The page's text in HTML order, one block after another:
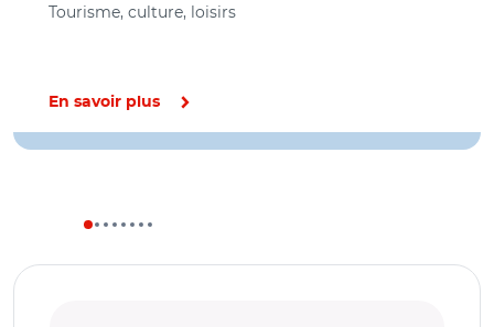
Tourisme, culture, loisirs
En savoir plus